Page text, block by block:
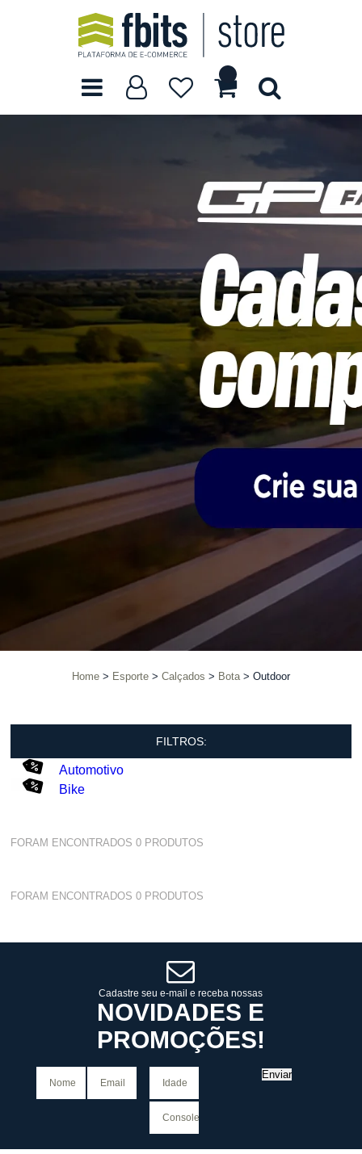
Home Esporte Calçados Bota Outdoor
FILTROS:
Automotivo
Bike
FORAM ENCONTRADOS0 PRODUTOS
FORAM ENCONTRADOS0 PRODUTOS
Cadastre seu e-mail e receba nossas
NOVIDADES E
PROMOÇÕES!
Enviar